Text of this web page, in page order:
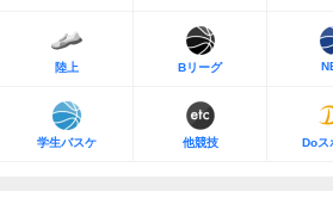
陸上 Bリーグ
学生バスケ 他競技 Doス